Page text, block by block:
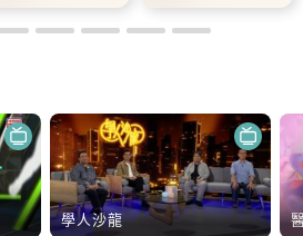
學人沙龍